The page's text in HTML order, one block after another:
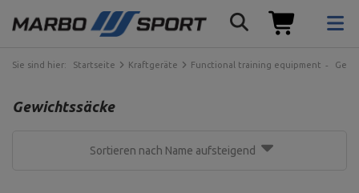
Sie sind hier: Startseite Kraftgeräte Functional training equipment
Gewichtssäcke
Sortieren nach Name aufsteigend